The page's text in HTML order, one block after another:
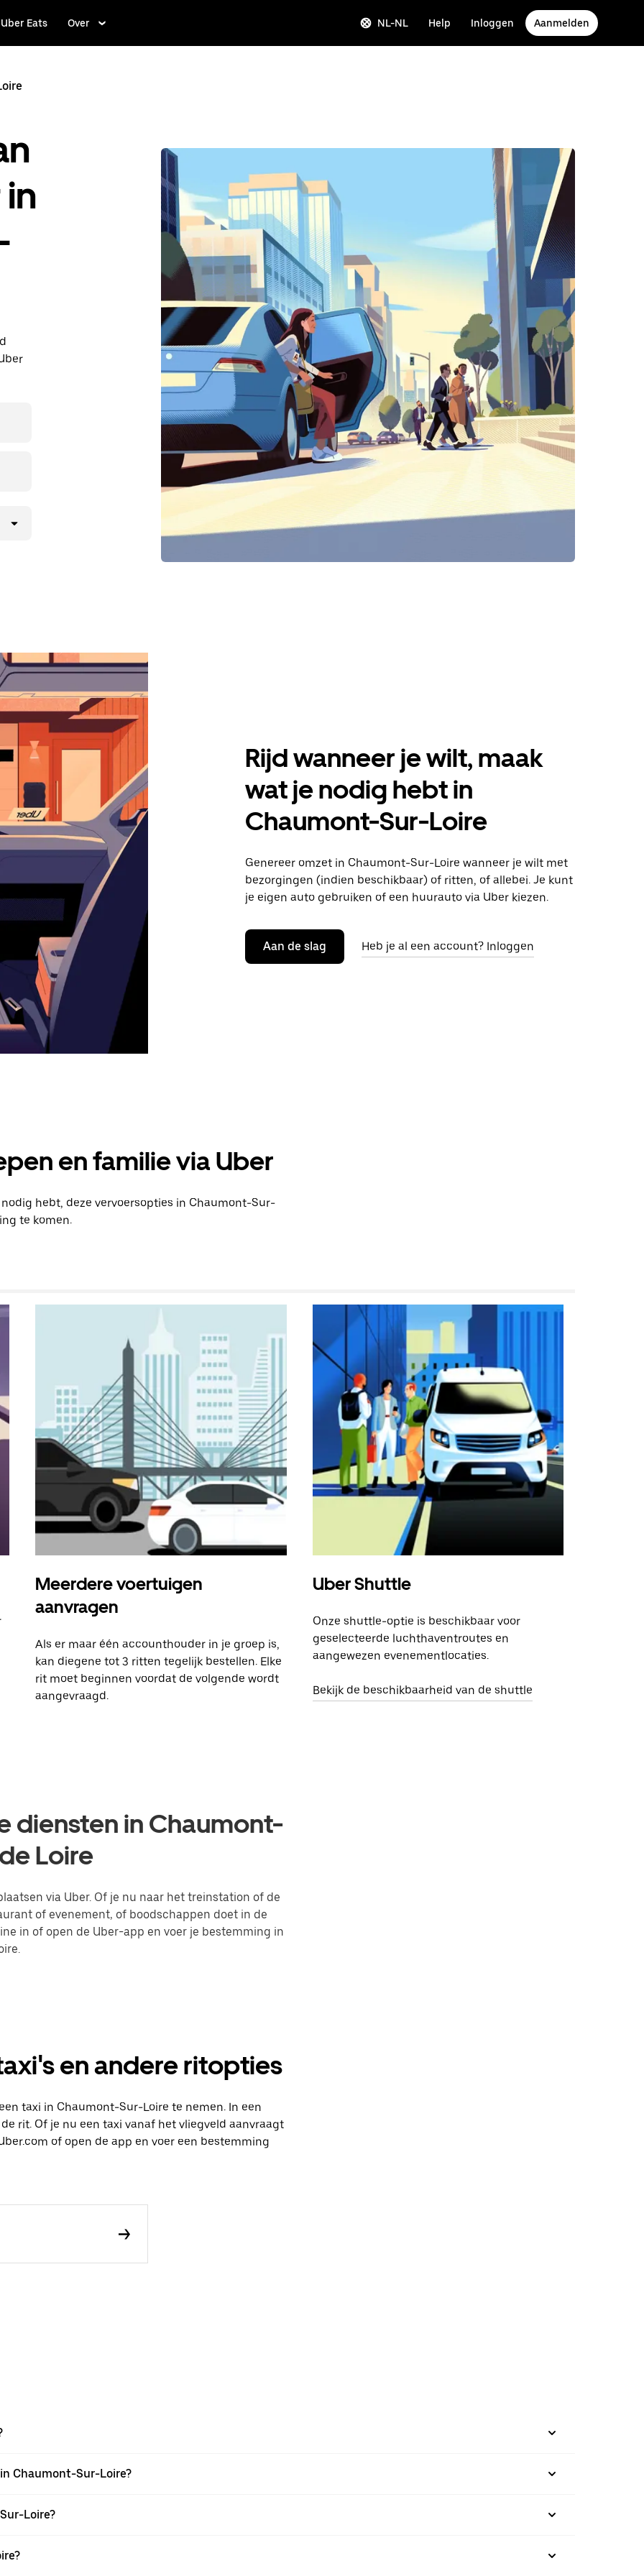
Uber Eats Over NL-NL Help Inloggen Aanmelden
Rijd wanneer je wilt, maak
wat je nodig hebt in
Chaumont-Sur-Loire
Genereer omzet in Chaumont-Sur-Loire wanneer je wilt met
bezorgingen (indien beschikbaar) of ritten, of allebei. Je kunt
je eigen auto gebruiken of een huurauto via Uber kiezen.
Aan de slag Heb je al een account? Inloggen
en familie via Uber
hebt, deze vervoersopties in Chaumont-Sur-
te komen.
Meerdere voertuigen
aanvragen
Als er maar één accounthouder in je groep is,
kan diegene tot 3 ritten tegelijk bestellen. Elke
rit moet beginnen voordat de volgende wordt
aangevraagd.
Uber Shuttle
Onze shuttle-optie is beschikbaar voor
geselecteerde luchthaventroutes en
aangewezen evenementlocaties.
Bekijk de beschikbaarheid van de shuttle
diensten in Chaumont-
Loire
via Uber. Of je nu naar het treinstation of de
of evenement, of boodschappen doet in de
in of open de Uber-app en voer je bestemming in
en andere ritopties
taxi in Chaumont-Sur-Loire te nemen. In een
rit. Of je nu een taxi vanaf het vliegveld aanvraagt
of open de app en voer een bestemming
Chaumont-Sur-Loire?
Loire?